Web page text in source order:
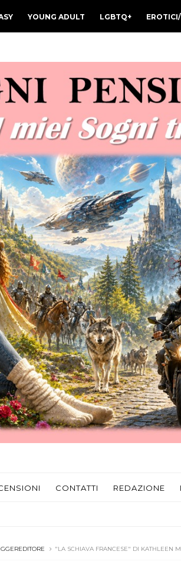
YOUNG ADULT LGBTQ+
CONTATTI REDAZIONE
"LA SCHIAVA FRANCESE" DI KATHLEEN